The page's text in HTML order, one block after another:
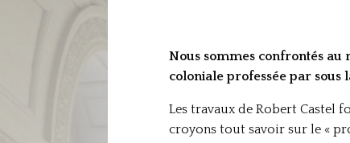
Nous sommes confrontés au
coloniale professée par sous
Les travaux de Robert Castel
croyons tout savoir sur le «